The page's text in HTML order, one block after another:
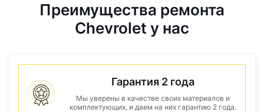
Преимущества ремонта
Chevrolet у нас
Гарантия 2 года
Мы уверены в качестве своих материалов и
комплектующих, и даем на них гарантию 2 года.